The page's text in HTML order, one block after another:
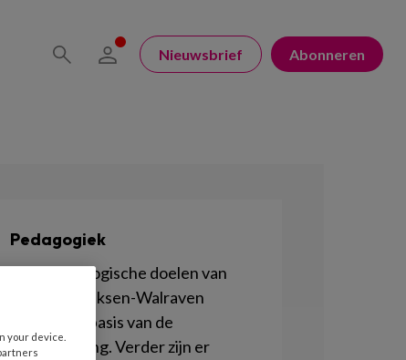
Nieuwsbrief Abonneren
Pedagogiek
De 4 pedagogische doelen van
Marianne Riksen-Walraven
vormen de basis van de
kinderopvang. Verder zijn er
your device.